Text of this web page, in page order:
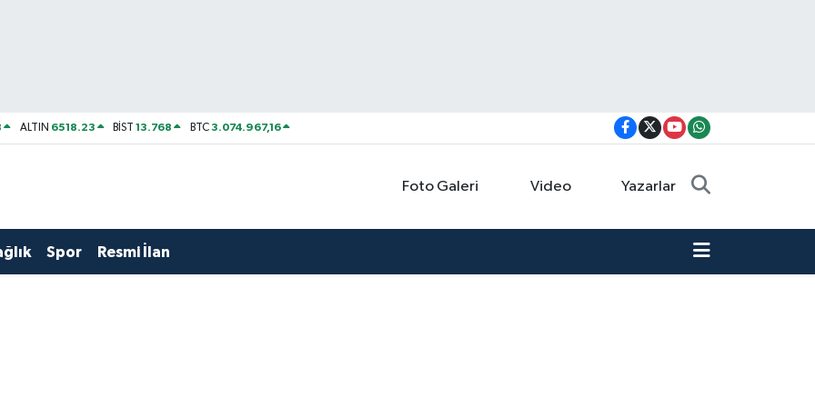
ALTIN 6518.23 BİST13.768 BTC3.074.967,16
Foto Galeri Video Yazarlar
Spor Resmi İlan